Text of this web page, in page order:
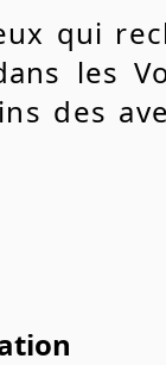
qui
les
des